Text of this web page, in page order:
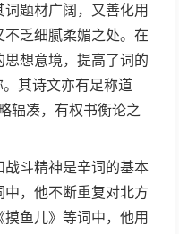
题材广阔，又善化用
乏细腻柔媚之处。在
想意境，提高了词的
其诗文亦有足称道
辐凑，有权书衡论之
斗精神是辛词的基本
，他不断重复对北方
鱼儿》等词中，他用